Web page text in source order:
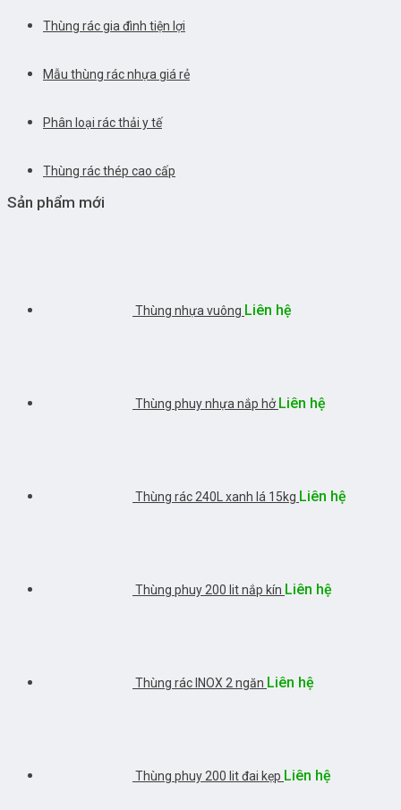
Thùng rác gia đình tiện lợi
Mẫu thùng rác nhựa giá rẻ
Phân loại rác thải y tế
Thùng rác thép cao cấp
Sản phẩm mới
Thùng nhựa vuông Liên hệ
Thùng phuy nhựa nắp hở Liên hệ
Thùng rác 240L xanh lá 15kg Liên hệ
Thùng phuy 200 lit nắp kín Liên hệ
Thùng rác INOX 2 ngăn Liên hệ
Thùng phuy 200 lit đai kẹp Liên hệ